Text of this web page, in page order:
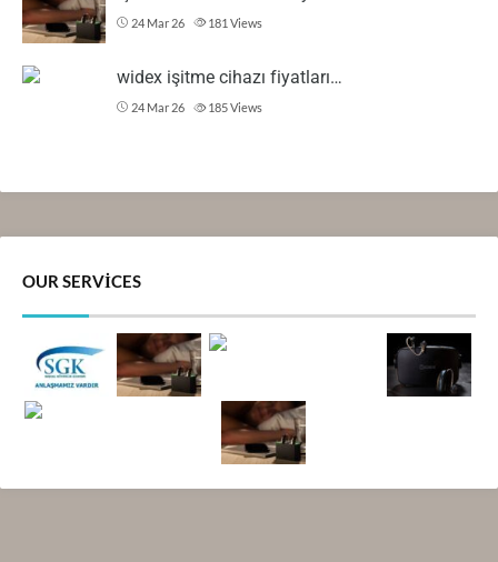
24 Mar 26 181 Views
widex işitme cihazı fiyatları…
24 Mar 26 185Views
OUR SERVICES